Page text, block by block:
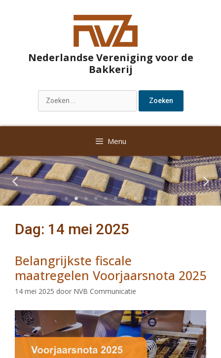
Nederlandse Vereniging voor de
Bakkerij
Menu
Dag: 14 mei 2025
Belangrijkste fiscale
maatregelen Voorjaarsnota 2025
14 mei 2025 door NVB Communicatie